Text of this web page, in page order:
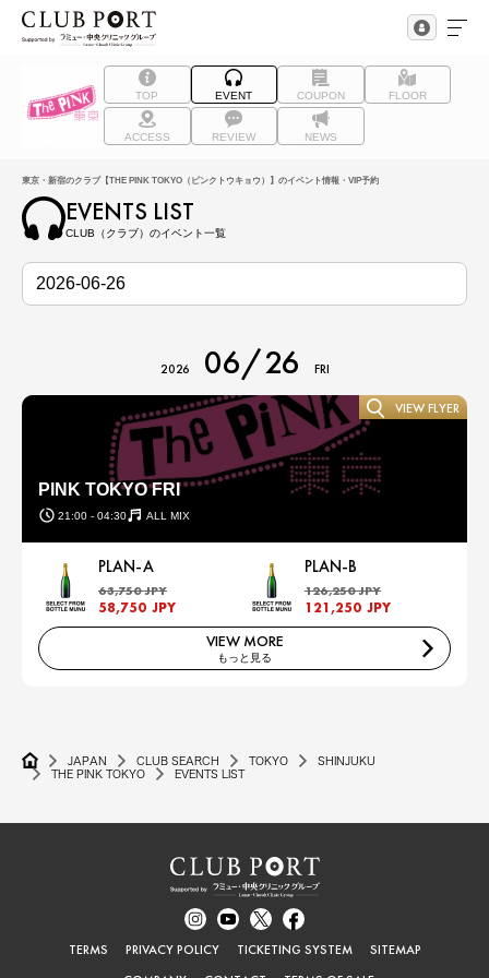
TOP EVENT COUPON FLOOR
ACCESS REVIEW NEWS
東京・新宿のクラブ【THE PINK TOKYO（ピンクトウキョウ）】のイベント情報・VIP予約
EVENTS LIST
CLUB（クラブ）のイベント一覧
2026 06/26 FRI
PINK TOKYO FRI
21:00 - 04:30 ALL MIX
VIEW FLYER
PLAN-A
63,750 JPY
58,750 JPY
PLAN-B
126,250 JPY
121,250 JPY
VIEW MORE
もっと見る
JAPAN CLUB SEARCH TOKYO
SHINJUKU
THE PINK TOKYO
EVENTS LIST
TERMS PRIVACY POLICY TICKETING SYSTEM
SITEMAP